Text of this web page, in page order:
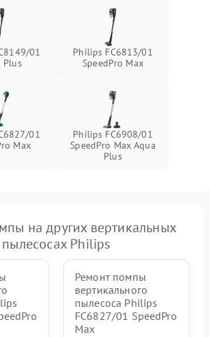
01
Plus
Philips FC6813/01
SpeedPro Max
01
Max
Philips FC6908/01
SpeedPro Max Aqua
Plus
на других вертикальных
пылесосах Philips
Ремонт помпы
вертикального
пылесоса Philips
FC6827/01 SpeedPro
Max